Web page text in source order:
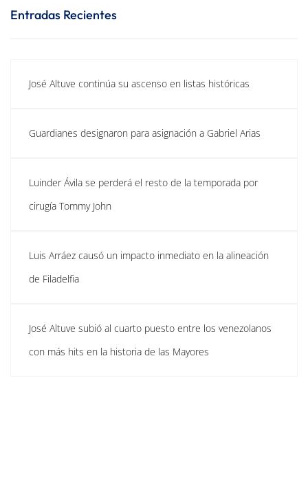
Entradas Recientes
José Altuve continúa su ascenso en listas históricas
Guardianes designaron para asignación a Gabriel Arias
Luinder Ávila se perderá el resto de la temporada por
cirugía Tommy John
Luis Arráez causó un impacto inmediato en la alineación
de Filadelfia
José Altuve subió al cuarto puesto entre los venezolanos
con más hits en la historia de las Mayores